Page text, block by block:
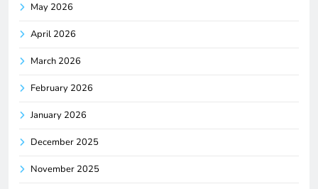
May 2026
April 2026
March 2026
February 2026
January 2026
December 2025
November 2025